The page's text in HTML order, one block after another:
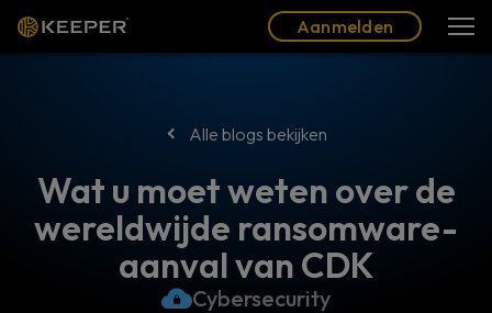
Aanmelden
Alle blogs bekijken
Wat u moet weten over de
wereldwijde ransomware-
aanval van CDK
Cybersecurity